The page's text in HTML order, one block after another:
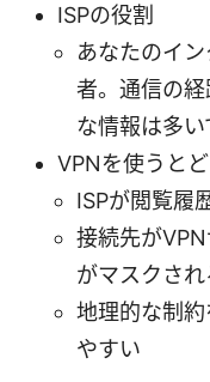
ISPの役割
あなたのイ
者。通信の
な情報は多い
VPNを使うと
ISPが閲覧履
接続先が
がマスクされ
地理的な制
やすい